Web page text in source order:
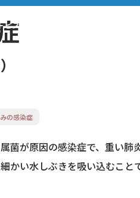
ビスの使い方
の感染症
菌が原因の感染症で、重い
かい水しぶきを吸い込むこ